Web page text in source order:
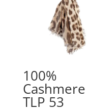
100%
Cashmere
TLP 53